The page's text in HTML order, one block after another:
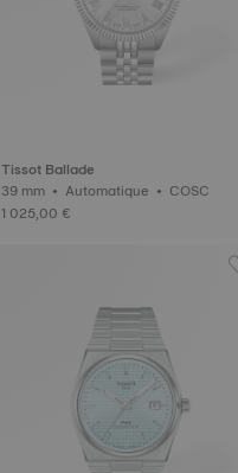
Tissot Ballade
39 mm • Automatique • COSC
1 025,00 €